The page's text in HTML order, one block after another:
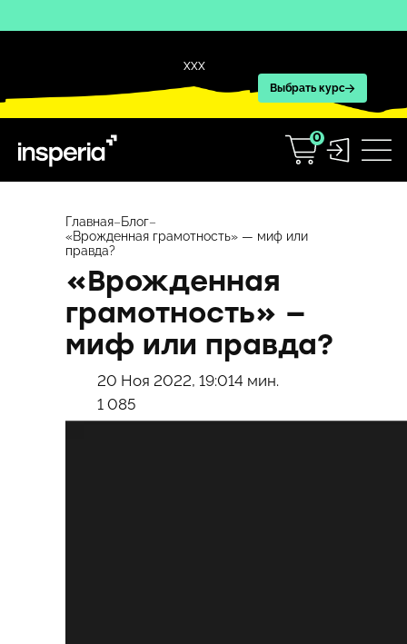
содержимому
XXX
Выбрать курс
0
Главная–Блог–
«Врожденная грамотность» — миф или
правда?
«Врожденная
грамотность» —
миф или правда?
20 Ноя 2022, 19:014 мин.
1 085